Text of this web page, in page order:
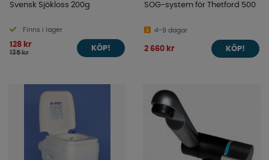
Svensk Sjökloss 200g
Finns i lager
128 kr
135 kr
KÖP!
SOG-system för Thetford 500
4-9 dagar
2 660 kr KÖP!